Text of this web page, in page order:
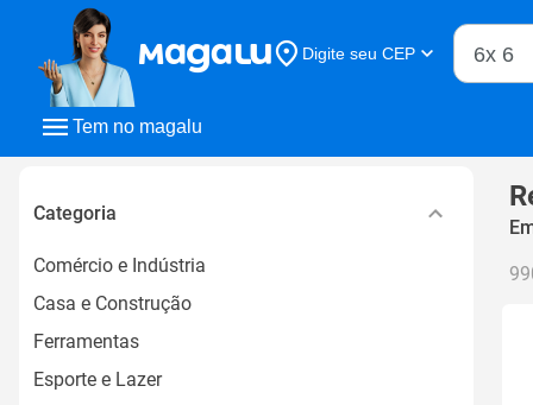
Tem no magalu
Digite seu CEP
Buscar
Categoria
Comércio e Indústria
Casa e Construção
Ferramentas
Esporte e Lazer